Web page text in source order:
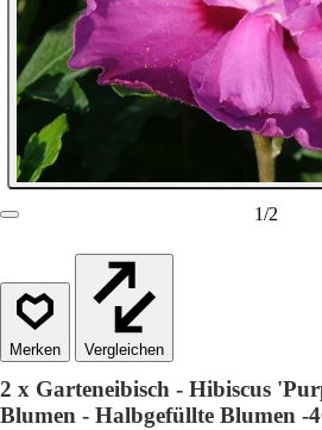
1/2
Vergleichen
2 x Garteneibisch - Hibiscus
Blumen - Halbgefüllte Blumen -